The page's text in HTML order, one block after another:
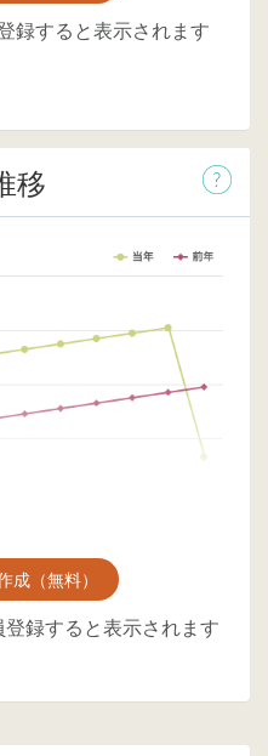
録すると表示されます
移
成（無料）
録すると表示されます